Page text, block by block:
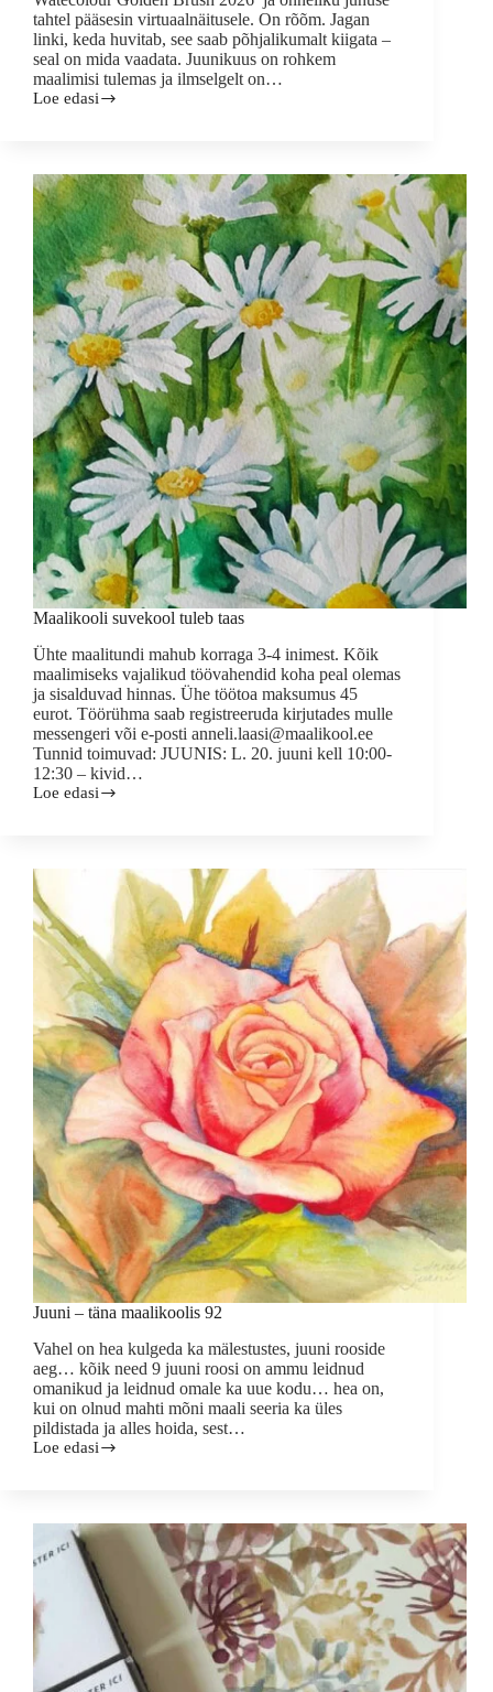
tahtel pääsesin virtuaalnäitusele. On rõõm. Jagan
linki, keda huvitab, see saab põhjalikumalt kiigata –
seal on mida vaadata. Juunikuus on rohkem
maalimisi tulemas ja ilmselgelt on…
Loe edasi
Virtuaalnäitus
93
Maalikooli suvekool tuleb taas
Ühte maalitundi mahub korraga 3-4 inimest. Kõik
maalimiseks vajalikud töövahendid koha peal olemas
ja sisalduvad hinnas. Ühe töötoa maksumus 45
eurot. Töörühma saab registreeruda kirjutades mulle
messengeri või e-posti anneli.laasi@maalikool.ee
Tunnid toimuvad: JUUNIS: L. 20. juuni kell 10:00-
12:30 – kivid…
Loe edasi
Maalikooli
Juuni – täna maalikoolis 92
Vahel on hea kulgeda ka mälestustes, juuni rooside
aeg… kõik need 9 juuni roosi on ammu leidnud
omanikud ja leidnud omale ka uue kodu… hea on,
kui on olnud mahti mõni maali seeria ka üles
pildistada ja alles hoida, sest…
Loe edasi
Juuni